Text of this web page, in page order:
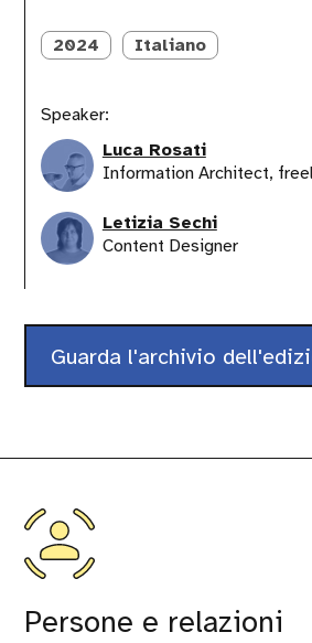
2024 Italiano
Speaker:
Luca Rosati
Information Architect,
Letizia Sechi
Content Designer
Guarda l'archivio
Persone e relazioni